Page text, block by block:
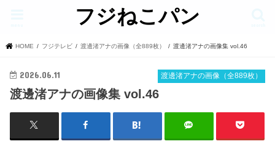
フジねこパン
HOME フジテレビ 渡邊渚アナの画像（全889枚） 渡邊渚アナの画像集 vol.46
渡邊渚アナの画像（全889枚）
2026.06.11
渡邊渚アナの画像集 vol.46